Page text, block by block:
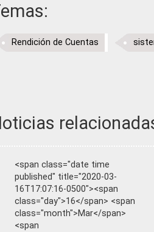
Rendición de Cuentas
<span class="date time
published" title="2020-03-
16T17:07:16-0500"><span
class="day">16</span> <span
class="month">Mar</span>
<span